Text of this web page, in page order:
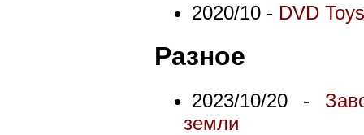
2020/10 - DVD
Разное
2023/10/20 -
земли